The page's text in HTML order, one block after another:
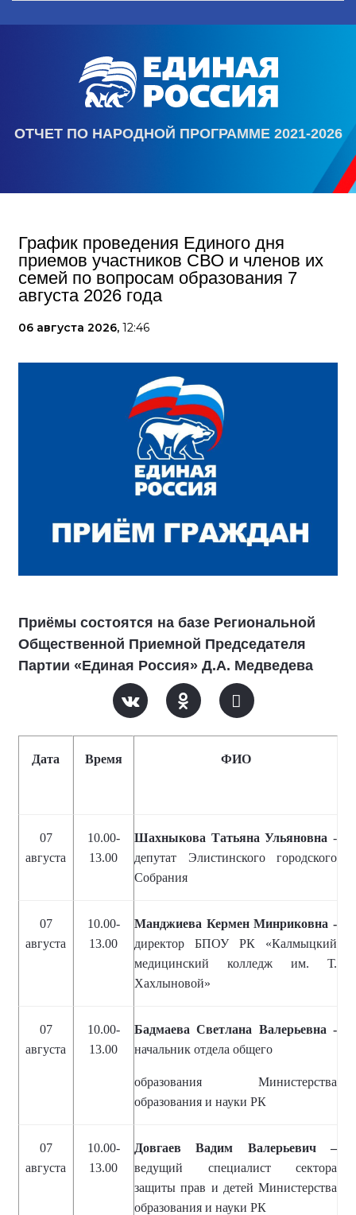
ОТЧЕТ ПО НАРОДНОЙ ПРОГРАММЕ 2021-2026
График проведения Единого дня
приемов участников СВО и членов их
семей по вопросам образования 7
августа 2026 года
06 августа 2026, 12:46
Приёмы состоятся на базе Региональной
Общественной Приемной Председателя
Партии «Единая Россия» Д.А. Медведева
Дата Время ФИО
07
августа
10.00-
13.00
Шахныкова Татьяна Ульяновна -
депутат Элистинского городского
Собрания
07
августа
10.00-
13.00
Манджиева Кермен Минриковна -
директор БПОУ РК «Калмыцкий
медицинский колледж им. Т.
Хахлыновой»
07
августа
10.00-
13.00
Бадмаева Светлана Валерьевна -
начальник отдела общего
образования Министерства
образования и науки РК
07
августа
10.00-
13.00
Довгаев Вадим Валерьевич –
ведущий специалист сектора
защиты прав и детей Министерства
образования и науки РК